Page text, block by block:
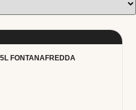
FONTANAFREDDA